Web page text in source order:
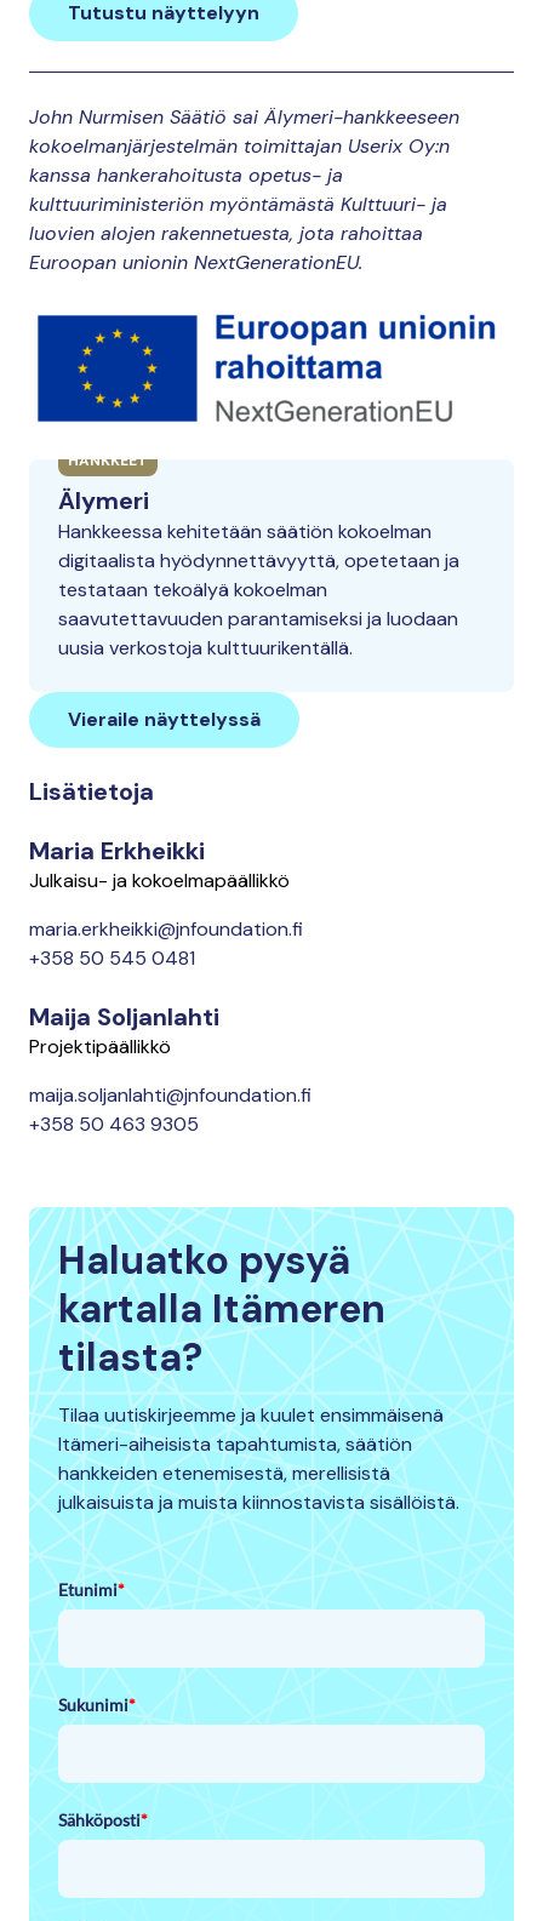
Vieraile näyttelyssä
Lisätietoja
Maria Erkheikki
Julkaisu- ja kokoelmapäällikkö
maria.erkheikki@jnfoundation.fi
+358 50 545 0481
Maija Soljanlahti
Projektipäällikkö
maija.soljanlahti@jnfoundation.fi
+358 50 463 9305
Tutustu näyttelyyn
John Nurmisen Säätiö sai Älymeri-hankkeeseen
kokoelmanjärjestelmän toimittajan Userix Oy:n
kanssa hankerahoitusta opetus- ja
kulttuuriministeriön myöntämästä Kulttuuri- ja
luovien alojen rakennetuesta, jota rahoittaa
Euroopan unionin NextGenerationEU.
HANKKEET
Älymeri
Hankkeessa kehitetään säätiön kokoelman
digitaalista hyödynnettävyyttä, opetetaan ja
testataan tekoälyä kokoelman
saavutettavuuden parantamiseksi ja luodaan
uusia verkostoja kulttuurikentällä.
Haluatko pysyä
kartalla Itämeren
tilasta?
Tilaa uutiskirjeemme ja kuulet ensimmäisenä
Itämeri-aiheisista tapahtumista, säätiön
hankkeiden etenemisestä, merellisistä
julkaisuista ja muista kiinnostavista sisällöistä.
Etunimi*
Sukunimi*
Sähköposti*